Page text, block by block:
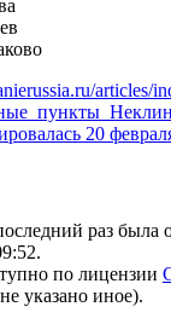
articles/
20
раз была
по лицензии
указано иное).